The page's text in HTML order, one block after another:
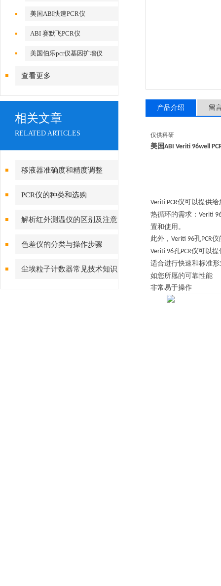
美国ABI快速PCR仪
ABI 赛默飞PCR仪
美国伯乐pcr仪基因扩增仪
查看更多
相关文章
RELATED ARTICLES
移液器准确度和精度调整
PCR仪的种类和选购
解析红外测温仪的区别及注意
事项
色差仪的分类与操作步骤
尘埃粒子计数器常见技术知识
点解答
产品介绍 留
仅供科研
美国ABI Veriti 96well
Veriti PCR仪可以提供给
热循环的需求： Veriti
置和使用。
此外， Veriti 96孔PCR仪
Veriti 96孔PCR仪可以提
适合进行快速和标准形
如您所愿的可靠性能
非常易于操作